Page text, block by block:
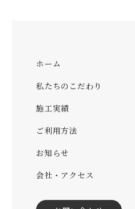
ホーム
私たちのこだわり
施工実績
ご利用方法
お知らせ
会社・アクセス